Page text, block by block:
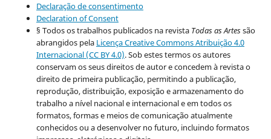
Declaração de consentimento
Declaration of Consent
§ Todos os trabalhos publicados na revista Todas as Artessão
abrangidos pela Licença Creative Commons Atribuição 4.0
Internacional (CC BY 4.0). Sob estes termos os autores
conservam os seus direitos de autor e concedem à revista o
direito de primeira publicação, permitindo a publicação,
reprodução, distribuição, exposição e armazenamento do
trabalho a nível nacional e internacional e em todos os
formatos, formas e meios de comunicação atualmente
conhecidos ou a desenvolver no futuro, incluindo formatos